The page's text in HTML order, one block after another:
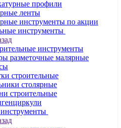
профили
ленты
инструменты по акции
инструменты
инструменты
разметочные малярные
строительные
столярные
строительные